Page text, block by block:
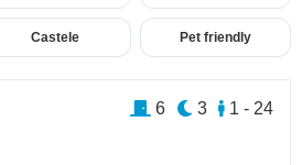
Castele Pet friendly
1 - 24
3
6